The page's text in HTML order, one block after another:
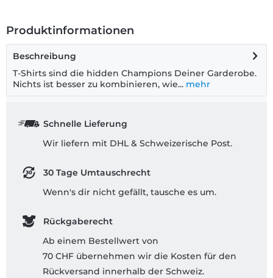
Produktinformationen
Beschreibung
T-Shirts sind die hidden Champions Deiner Garderobe.
Nichts ist besser zu kombinieren, wie... mehr
Schnelle Lieferung
Wir liefern mit DHL & Schweizerische Post.
30 Tage Umtauschrecht
Wenn's dir nicht gefällt, tausche es um.
Rückgaberecht
Ab einem Bestellwert von
70 CHF übernehmen wir die Kosten für den
Rückversand innerhalb der Schweiz.